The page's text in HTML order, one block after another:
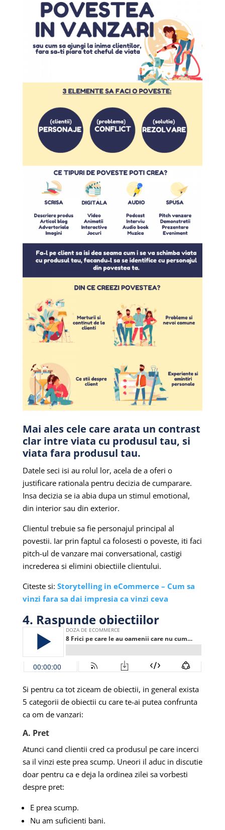
Mai ales cele care arata un contrast
clar intre viata cu produsul tau, si
viata fara produsul tau.
Datele seci isi au rolul lor, acela de a oferi o
justificare rationala pentru decizia de cumparare.
Insa decizia se ia abia dupa un stimul emotional,
din interior sau din exterior.
Clientul trebuie sa fie personajul principal al
povestii. Iar prin faptul ca folosesti o poveste, iti faci
pitch-ul de vanzare mai conversational, castigi
increderea si elimini obiectiile clientului.
Citeste si: Storytelling in eCommerce – Cum sa
vinzi fara sa dai impresia ca vinzi ceva
4. Raspunde obiectiilor
Si pentru ca tot ziceam de obiectii, in general exista
5 categorii de obiectii cu care te-ai putea confrunta
ca om de vanzari:
A. Pret
Atunci cand clientii cred ca produsul pe care incerci
sa il vinzi este prea scump. Uneori il aduc in discutie
doar pentru ca e deja la ordinea zilei sa vorbesti
despre pret:
E prea scump.
Nu am suficienti bani.